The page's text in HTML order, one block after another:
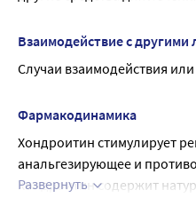
Взаимодействие с другими
Случаи взаимодействия
Фармакодинамика
Хондроитин стимулирует
анальгезирующее и
Хондроитин содержит
Развернуть